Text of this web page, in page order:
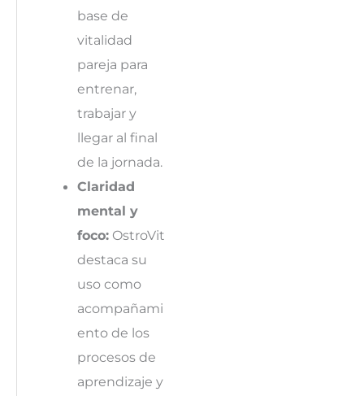
base de
vitalidad
pareja para
entrenar,
trabajar y
llegar al final
de la jornada.
Claridad
mental y
foco:OstroVit
destaca su
uso como
acompañami
ento de los
procesos de
aprendizaje y